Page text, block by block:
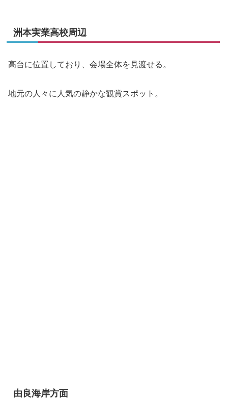
洲本実業高校周辺
高台に位置しており、会場全体を見渡せる。
地元の人々に人気の静かな観賞スポット。
由良海岸方面